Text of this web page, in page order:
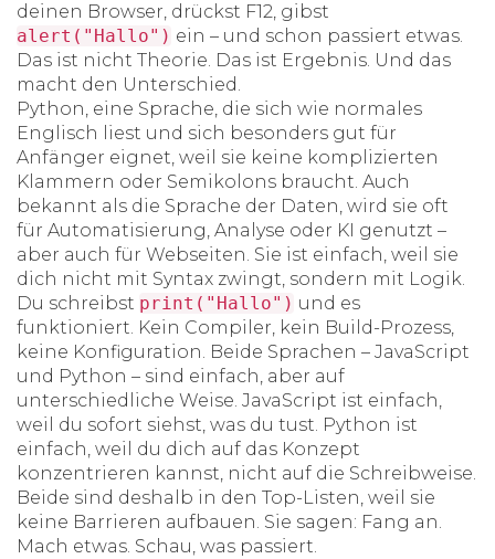
deinen Browser, drückst F12, gibst
alert("Hallo") ein – und schon passiert etwas.
Das ist nicht Theorie. Das ist Ergebnis. Und das
macht den Unterschied.
Python, eine Sprache, die sich wie normales
Englisch liest und sich besonders gut für
Anfänger eignet, weil sie keine komplizierten
Klammern oder Semikolons braucht. Auch
bekannt als die Sprache der Daten, wird sie oft
für Automatisierung, Analyse oder KI genutzt –
aber auch für Webseiten. Sie ist einfach, weil sie
dich nicht mit Syntax zwingt, sondern mit Logik.
Du schreibst print("Hallo") und es
funktioniert. Kein Compiler, kein Build-Prozess,
keine Konfiguration. Beide Sprachen – JavaScript
und Python – sind einfach, aber auf
unterschiedliche Weise. JavaScript ist einfach,
weil du sofort siehst, was du tust. Python ist
einfach, weil du dich auf das Konzept
konzentrieren kannst, nicht auf die Schreibweise.
Beide sind deshalb in den Top-Listen, weil sie
keine Barrieren aufbauen. Sie sagen: Fang an.
Mach etwas. Schau, was passiert.